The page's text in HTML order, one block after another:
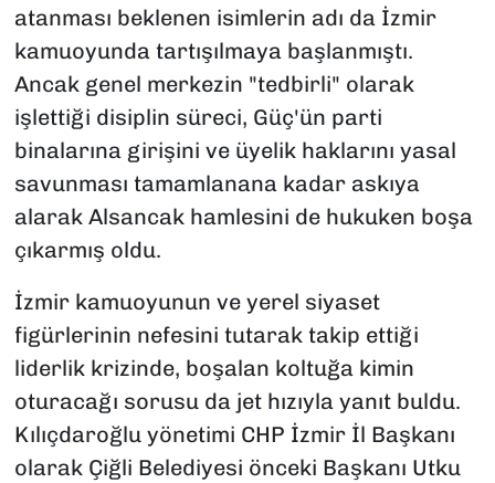
atanması beklenen isimlerin adı da İzmir
kamuoyunda tartışılmaya başlanmıştı.
Ancak genel merkezin "tedbirli" olarak
işlettiği disiplin süreci, Güç'ün parti
binalarına girişini ve üyelik haklarını yasal
savunması tamamlanana kadar askıya
alarak Alsancak hamlesini de hukuken boşa
çıkarmış oldu.
İzmir kamuoyunun ve yerel siyaset
figürlerinin nefesini tutarak takip ettiği
liderlik krizinde, boşalan koltuğa kimin
oturacağı sorusu da jet hızıyla yanıt buldu.
Kılıçdaroğlu yönetimi CHP İzmir İl Başkanı
olarak Çiğli Belediyesi önceki Başkanı Utku